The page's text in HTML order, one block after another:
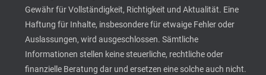
Gewähr für Vollständigkeit, Richtigkeit und Aktualität. Eine
Haftung für Inhalte, insbesondere für etwaige Fehler oder
Auslassungen, wird ausgeschlossen. Sämtliche
Informationen stellen keine steuerliche, rechtliche oder
finanzielle Beratung dar und ersetzen eine solche auch nicht.